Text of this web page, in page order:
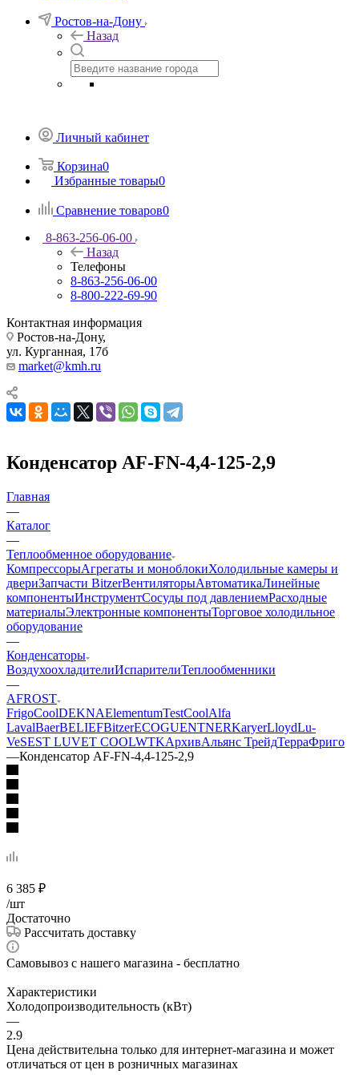
Ростов-на-Дону
Назад
Личный кабинет
Корзина0
Избранные товары0
Сравнение товаров0
8-863-256-06-00
Назад
Телефоны
8-863-256-06-00
8-800-222-69-90
Контактная информация
Ростов-на-Дону,
ул. Курганная, 17б
market@kmh.ru
Конденсатор AF-FN-4,4-125-2,9
Главная
—
Каталог
—
Теплообменное оборудование
КомпрессорыАгрегаты и моноблокиХолодильные камеры и
двериЗапчасти BitzerВентиляторыАвтоматикаЛинейные
компонентыИнструментСосуды под давлениемРасходные
материалыЭлектронные компонентыТорговое холодильное
оборудование
—
Конденсаторы
ВоздухоохладителиИспарителиТеплообменники
—
AFROST
FrigoCoolDEKNAElementumTestCoolAlfa
LavalBaerBELIEFBitzerECOGUENTNERKaryerLloydLu-
VeSEST LUVET COOLWTKАрхивАльянс ТрейдТерраФриго
—Конденсатор AF-FN-4,4-125-2,9
6 385 ₽
/шт
Достаточно
Рассчитать доставку
Самовывоз с нашего магазина - бесплатно
Характеристики
Холодопроизводительность (кВт)
—
2.9
Цена действительна только для интернет-магазина и может
отличаться от цен в розничных магазинах